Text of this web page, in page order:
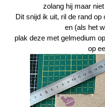
zolang hij maar
Dit snijd ik uit, ril de rand
en (als het
plak deze met gelmedium
op